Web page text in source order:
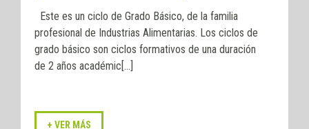
Este es un ciclo de Grado Básico, de la familia
profesional de Industrias Alimentarias. Los ciclos de
grado básico son ciclos formativos de una duración
de 2 años académic[...]